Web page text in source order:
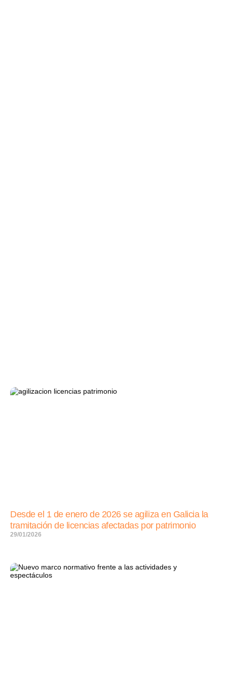
Desde el 1 de enero de 2026 se agiliza en Galicia la
tramitación de licencias afectadas por patrimonio
29/01/2026